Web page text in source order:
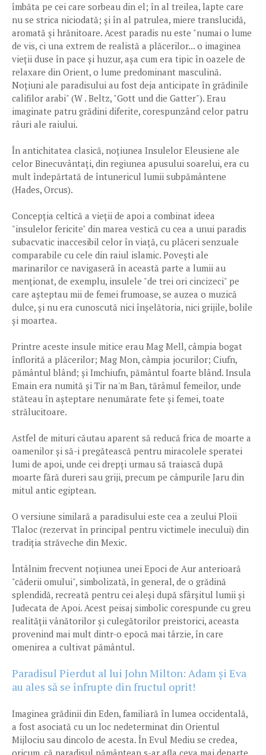
îmbăta pe cei care sorbeau din el; în al treilea, lapte care
nu se strica niciodată; și în al patrulea, miere translucidă,
aromată și hrănitoare. Acest paradis nu este "numai o lume
de vis, ci una extrem de realistă a plăcerilor... o imaginea
vieții duse în pace și huzur, așa cum era tipic în oazele de
relaxare din Orient, o lume predominant masculină.
Noțiuni ale paradisului au fost deja anticipate în grădinile
califilor arabi" (W . Beltz, "Gott und die Gatter"). Erau
imaginate patru grădini diferite, corespunzând celor patru
râuri ale raiului.
În antichitatea clasică, noțiunea Insulelor Eleusiene ale
celor Binecuvântați, din regiunea apusului soarelui, era cu
mult îndepărtată de întunericul lumii subpământene
(Hades, Orcus).
Concepția celtică a vieții de apoi a combinat ideea
"insulelor fericite" din marea vestică cu cea a unui paradis
subacvatic inaccesibil celor în viață, cu plăceri senzuale
comparabile cu cele din raiul islamic. Povești ale
marinarilor ce navigaseră în această parte a lumii au
menționat, de exemplu, insulele "de trei ori cincizeci" pe
care așteptau mii de femei frumoase, se auzea o muzică
dulce, și nu era cunoscută nici înșelătoria, nici grijile, bolile
și moartea.
Printre aceste insule mitice erau Mag Mell, câmpia bogat
înflorită a plăcerilor; Mag Mon, câmpia jocurilor; Ciufn,
pământul blând; și Imchiufn, pământul foarte blând. Insula
Emain era numită și Tir na'm Ban, tărâmul femeilor, unde
stăteau în așteptare nenumărate fete și femei, toate
strălucitoare.
Astfel de mituri căutau aparent să reducă frica de moarte a
oamenilor și să-i pregătească pentru miracolele speratei
lumi de apoi, unde cei drepți urmau să traiască după
moarte fără dureri sau griji, precum pe câmpurile Jaru din
mitul antic egiptean.
O versiune similară a paradisului este cea a zeului Ploii
Tlaloc (rezervat în principal pentru victimele inecului) din
tradiția străveche din Mexic.
Întâlnim frecvent noțiunea unei Epoci de Aur anterioară
"căderii omului", simbolizată, în general, de o grădină
splendidă, recreată pentru cei aleși după sfârșitul lumii și
Judecata de Apoi. Acest peisaj simbolic corespunde cu greu
realității vânătorilor și culegătorilor preistorici, aceasta
provenind mai mult dintr-o epocă mai târzie, în care
omenirea a cultivat pământul.
Paradisul Pierdut al lui John Milton: Adam și Eva
au ales să se înfrupte din fructul oprit!
Imaginea grădinii din Eden, familiară în lumea occidentală,
a fost asociată cu un loc nedeterminat din Orientul
Mijlociu sau dincolo de acesta. În Evul Mediu se credea,
oricum, că paradisul pământean s-ar afla ceva mai departe